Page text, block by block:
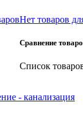
Нет товаров
Сравнение
Список
- канализация